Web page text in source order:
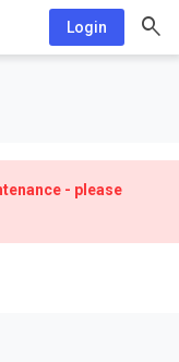
Login
- please